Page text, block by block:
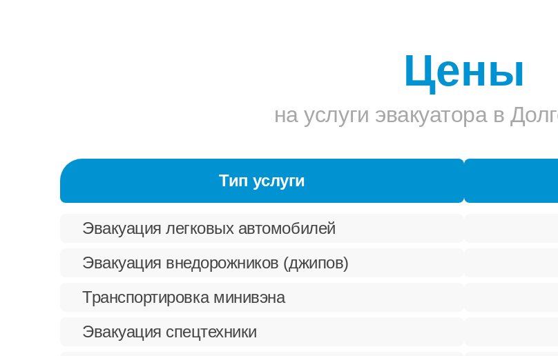
Цены
на услуги эвакуатора в
Тип услуги
Эвакуация легковых автомобилей
Эвакуация внедорожников (джипов)
Транспортировка минивэна
Эвакуация спецтехники